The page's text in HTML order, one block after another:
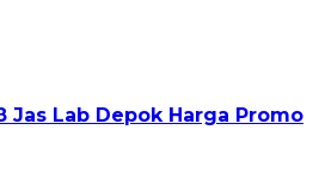
Jas Lab Depok Harga Promo